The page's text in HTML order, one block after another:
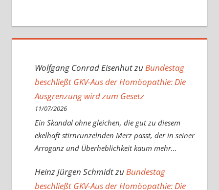
Wolfgang Conrad EisenhutzuBundestag
beschließt GKV-Aus der Homöopathie: Die
Ausgrenzung wird zum Gesetz
11/07/2026
Ein Skandal ohne gleichen, die gut zu diesem
ekelhaft stirnrunzelnden Merz passt, der in seiner
Arroganz und Überheblichkeit kaum mehr…
Heinz Jürgen SchmidtzuBundestag
beschließt GKV-Aus der Homöopathie: Die